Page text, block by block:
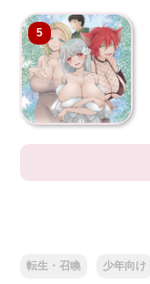
5
転生・召喚 少年向け